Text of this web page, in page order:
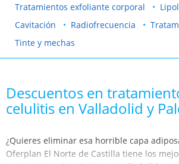
Tratamientos exfoliante corporal
Cavitación
Radiofrecuencia
Tinte y mechas
Descuentos en
celulitis en Valladolid y
¿Quieres eliminar esa horrible capa
Oferplan El Norte de Castilla tiene los